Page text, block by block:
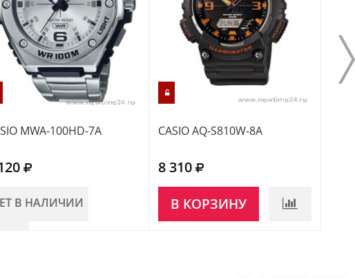
MWA-100HD-7A
В НАЛИЧИИ
CASIO AQ-S810W-8A
8 310
В КОРЗИНУ